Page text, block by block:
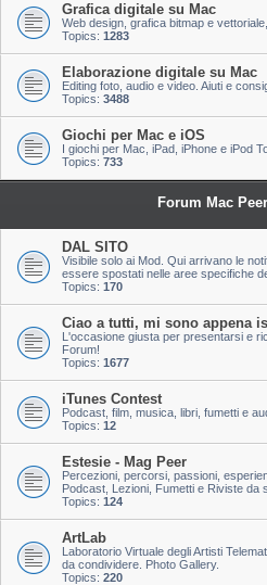
Grafica digitale su Mac
Web design, grafica bitmap e
Topics: 1283
Elaborazione digitale su Mac
Editing foto, audio e video. Aiuti e
Topics: 3488
Giochi per Mac e iOS
I giochi per Mac, iPad, iPhone e iPod
Topics: 733
Forum Mac
DAL SITO
Visibile solo ai Mod. Qui arrivano le
essere spostati nelle aree specifiche
Topics: 170
Ciao a tutti, mi sono appena
L'occasione giusta per presentarsi e
Forum!
Topics: 1677
iTunes Contest
Podcast, film, musica, libri, fumetti e
Topics: 12
Estesie - Mag Peer
Percezioni, percorsi, passioni,
Podcast, Lezioni, Fumetti e Riviste da
Topics: 124
ArtLab
Laboratorio Virtuale degli Artisti
da condividere. Photo Gallery.
Topics: 220